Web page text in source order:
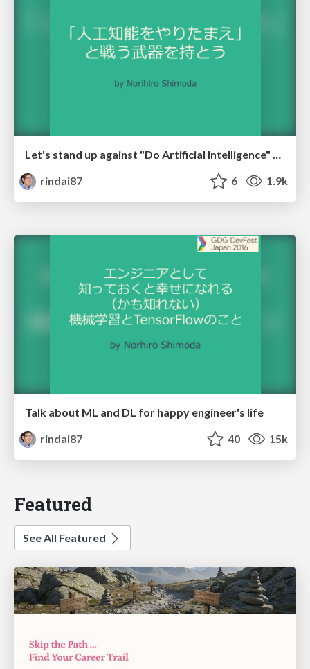
Let's stand up against "Do Artificial Intelligence" with proper knowledge
rindai87
6 1.9k
Talk about ML and DL for happy engineer's life
rindai87
40 15k
Featured
See All Featured